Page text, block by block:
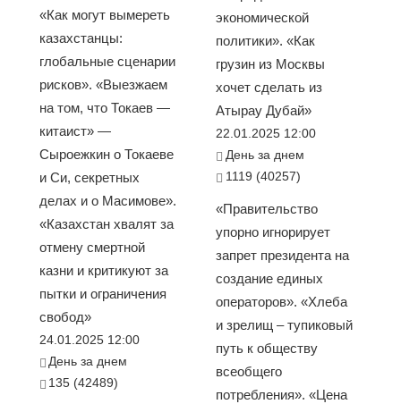
«Как могут вымереть
казахстанцы:
глобальные сценарии
рисков». «Выезжаем
на том, что Токаев —
китаист» —
Сыроежкин о Токаеве
и Си, секретных
делах и о Масимове».
«Казахстан хвалят за
отмену смертной
казни и критикуют за
пытки и ограничения
свобод»
24.01.2025 12:00
День за днем
135 (42489)
экономической
политики». «Как
грузин из Москвы
хочет сделать из
Атырау Дубай»
22.01.2025 12:00
День за днем
1119 (40257)
«Правительство
упорно игнорирует
запрет президента на
создание единых
операторов». «Хлеба
и зрелищ – тупиковый
путь к обществу
всеобщего
потребления». «Цена